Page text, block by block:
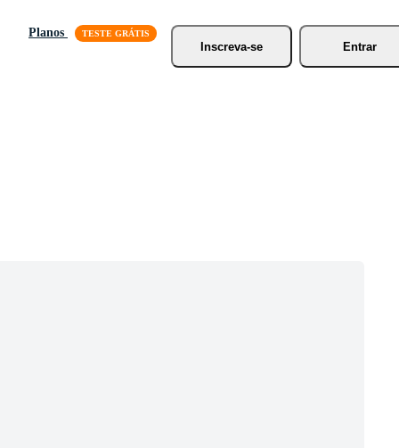
Planos
Inscreva-se
Entrar